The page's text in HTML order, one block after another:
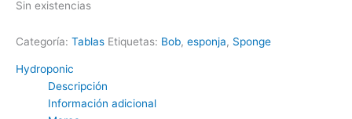
Sin existencias
Categoría: Tablas Etiquetas: Bob, esponja, Sponge
Hydroponic
Descripción
Información adicional